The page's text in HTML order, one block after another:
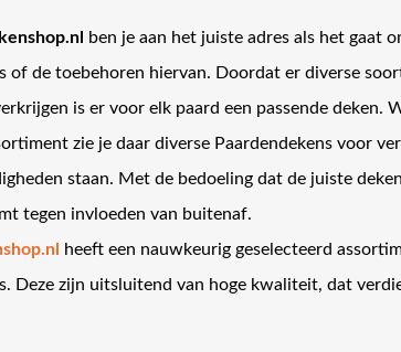
ben je aan het juiste adres als het gaat
of de toebehoren hiervan. Doordat er diverse
is er voor elk paard een passende deken.
zie je daar diverse Paardendekens voor
staan. Met de bedoeling dat de juiste
tegen invloeden van buitenaf.
heeft een nauwkeurig geselecteerd
Deze zijn uitsluitend van hoge kwaliteit, dat